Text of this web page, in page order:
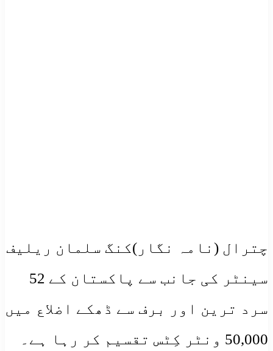
چترال (نامہ نگار)کنگ سلمان ریلیف
سینٹر کی جانب سے پاکستان کے 52
سرد ترین اور برف سے ڈھکے اضلاع میں
50,000 ونٹر کِٹس تقسیم کر رہا ہے۔